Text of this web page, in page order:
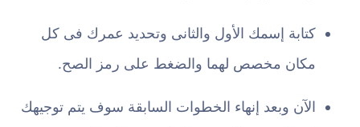
كتابة إسمك الأول والثانى وتحديد عمرك فى كل
مكان مخصص لهما والضغط على رمز الصح.
الآن وبعد إنهاء الخطوات السابقة سوف يتم توجيهك